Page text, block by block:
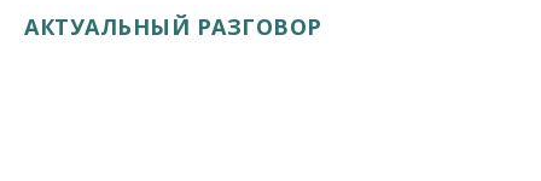
АКТУАЛЬНЫЙ РАЗГОВОР